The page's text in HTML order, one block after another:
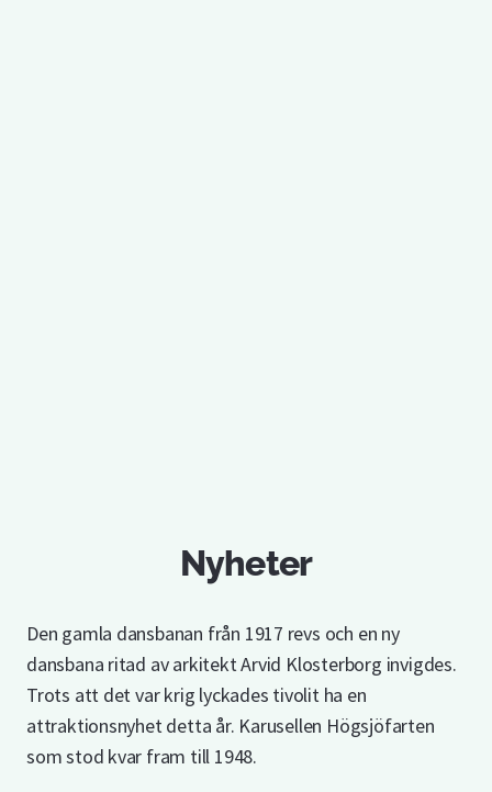
Nyheter
Den gamla dansbanan från 1917 revs och en ny
dansbana ritad av arkitekt Arvid Klosterborg invigdes.
Trots att det var krig lyckades tivolit ha en
attraktionsnyhet detta år. Karusellen Högsjöfarten
som stod kvar fram till 1948.